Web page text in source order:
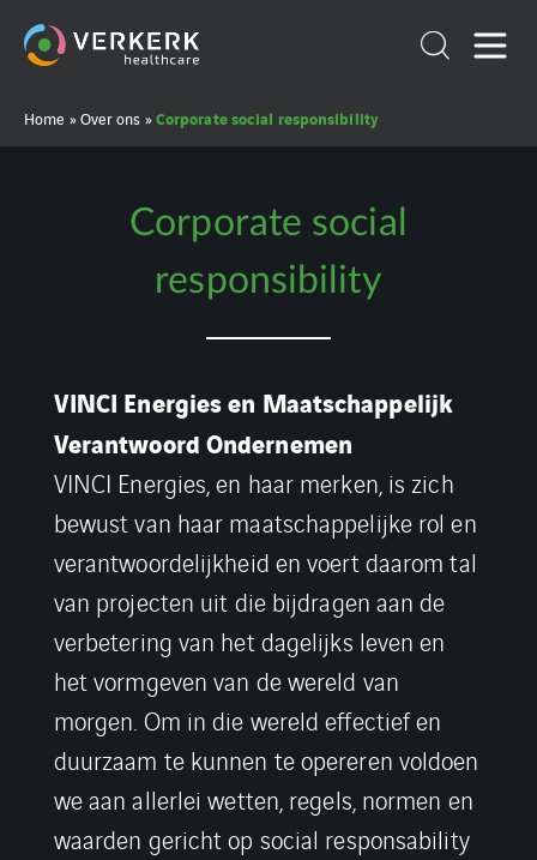
Home »Over ons »Corporate social responsibility
Corporate social
responsibility
VINCI Energies en Maatschappelijk
Verantwoord Ondernemen
VINCI Energies, en haar merken, is zich
bewust van haar maatschappelijke rol en
verantwoordelijkheid en voert daarom tal
van projecten uit die bijdragen aan de
verbetering van het dagelijks leven en
het vormgeven van de wereld van
morgen. Om in die wereld effectief en
duurzaam te kunnen te opereren voldoen
we aan allerlei wetten, regels, normen en
waarden gericht op social responsability